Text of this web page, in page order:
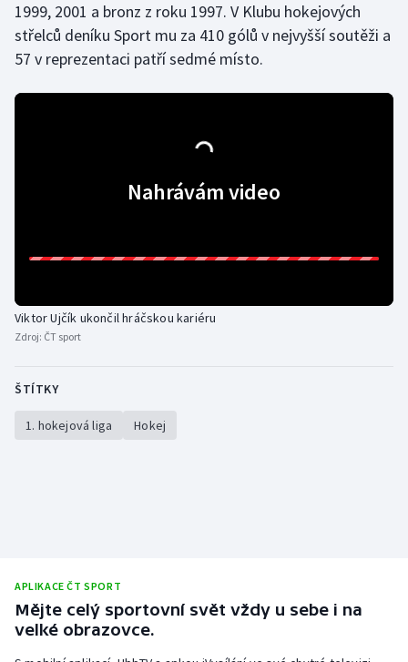
Motorsport
Olympijské hry
Plážový volejbal
Rychlostní kanoistika
Vodní slalom
Volejbal
1999, 2001 a bronz z roku 1997. V Klubu hokejových
střelců deníku Sport mu za 410 gólů v nejvyšší soutěži a
57 v reprezentaci patří sedmé místo.
Nahrávám video
Viktor Ujčík ukončil hráčskou kariéru
Zdroj: ČT sport
ŠTÍTKY
1. hokejová liga Hokej
APLIKACE ČT SPORT
Mějte celý sportovní svět vždy u sebe i na
velké obrazovce.